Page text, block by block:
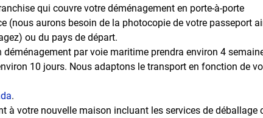
qui couvre votre déménagement en porte-à-porte
(nous aurons besoin de la photocopie de votre passeport
ou du pays de départ.
par voie maritime prendra environ 4
10 jours. Nous adaptons le transport en fonction de
.
à votre nouvelle maison incluant les services de déballage